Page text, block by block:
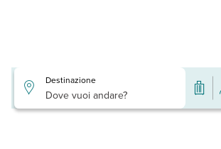
Destinazione
Dove vuoi andare?